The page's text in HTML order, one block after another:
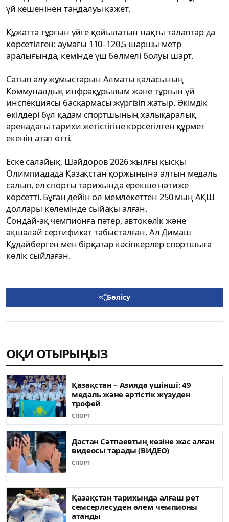
үй кешенінен таңдалуы қажет.
Құжатта тұрғын үйге қойылатын нақты талаптар да
көрсетілген: аумағы 110–120,5 шаршы метр
аралығында, кемінде үш бөлмелі болуы шарт.
Сатып алу жұмыстарын Алматы қаласының
Коммуналдық инфрақұрылым және тұрғын үй
инспекциясы басқармасы жүргізіп жатыр. Әкімдік
өкілдері бұл қадам спортшының халықаралық
аренадағы тарихи жетістігіне көрсетілген құрмет
екенін атап өтті.
Еске салайық, Шайдоров 2026 жылғы қысқы
Олимпиадада Қазақстан қоржынына алтын медаль
салып, ел спорты тарихында ерекше нәтиже
көрсетті. Бұған дейін ол мемлекеттен 250 мың АҚШ
доллары көлемінде сыйақы алған.
Сондай-ақ чемпионға пәтер, автокөлік және
ақшалай сертификат табысталған. Ал Димаш
Құдайберген мен бірқатар кәсіпкерлер спортшыға
көлік сыйлаған.
Бөлісу
ОҚИ ОТЫРЫҢЫЗ
Қазақстан – Азияда үшінші: 49
медаль жəне əртістік жүзуден
трофей
СПОРТ
Дастан Сәтпаевтың көзіне жас алған
видеосы тарады (ВИДЕО)
СПОРТ
Қазақстан тарихында алғаш рет
семсерлесуден әлем чемпионы
атанды